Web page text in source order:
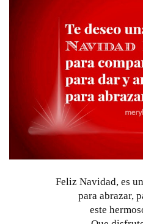
Feliz Navidad, es
para abrazar,
este